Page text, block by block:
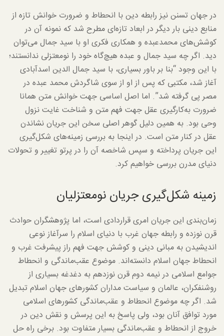
در جهان تسنن نیز رابطه دین با انحطاط و ضرورت خوانش تازه از
منابع دینی بار دیگر در ابعاد تازه‌ای مطرح شد که نمونه آن در
کوشش‌های محمدعبده و همکاری فکری او با سید جمال می‌توان
دید. اگر چه سید جمال و عبده هیچ‌گاه خود را نومعتزلی ندانستند؛
با این وجود “بنا بر باور بسیاری، با سید جمال الدین اسدآبادی
آغاز شد، مکتبی که پس از او از سوی شاگردش محمد عبده در
مصر پی گرفته شد”. اما اصل اساسی جهت خوانش متن همانا
ضرورت به‌کارگیری عقل جهت فهم متن و شناخت غایت نزول
وحی بود. به همین دلیل گوهر اصلی سخن این جریان نشاندن
عقل در کنار متن است. در اینجا به بررسی زمینه‌های شکل‌گیری
این جریان پرداخته و سپس شاخصه آن را در پرتو تغییر و تحولات
دنیای مدرن بررسی خواهیم کرد.
زمینه شکل‌گیری جریان نومعتزلیان
زمان‌بندی این جریان امری قراردادی است، اما پژوهشگران حوادث
قرن نوزده و رابطه جهان غرب با دنیای اسلام را سرآغاز نوعی
اندیشیدن به مبانی دینی و کوشش جهت فهم راز پیشرفت غرب و
انحطاط جهان اسلام دانسته‌اند. موضوع عقب‌ماندگی و انحطاط
جوامع اسلامی در نیمه دوم قرن نوزدهم به دغدغه بسیاری از
روشنفکران، عالمان و سیاست مداران کشورهای جهان اسلام تبدیل
شد. اگر چه موضوع انحطاط و عقب‌ماندگی کشورهای اسلامی
مورد توافق آنان بود، ولی پاسخ به این پرسش و نقش دین در
خروج از انحطاط و عقب‌ماندگی بسیار متفاوت بود. برخی راه حل